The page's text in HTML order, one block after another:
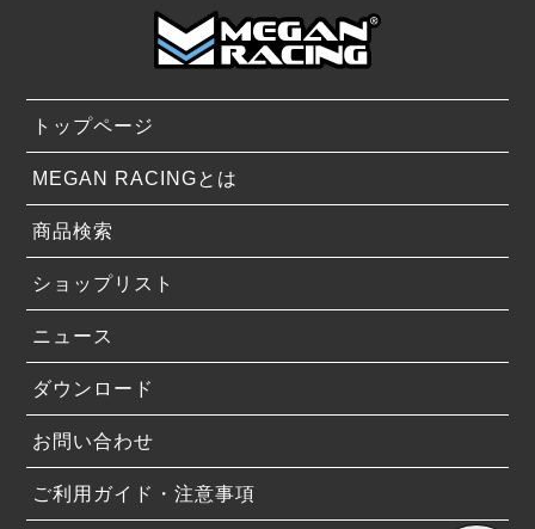
トップページ
MEGAN RACINGとは
商品検索
ショップリスト
ニュース
ダウンロード
お問い合わせ
ご利用ガイド・注意事項